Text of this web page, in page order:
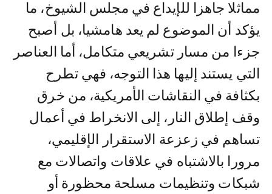
مماثلا جاهزا للإيداع في مجلس الشيوخ، ما
يؤكد أن الموضوع لم يعد هامشيا، بل أصبح
جزءا من مسار تشريعي متكامل، أما العناصر
التي يستند إليها هذا التوجه، فهي تطرح
بكثافة في النقاشات الأمريكية، من خرق
وقف إطلاق النار، إلى الانخراط في أعمال
تساهم في زعزعة الاستقرار الإقليمي،
مرورا بالاشتباه في علاقات واتصالات مع
شبكات وتنظيمات مسلحة محظورة أو